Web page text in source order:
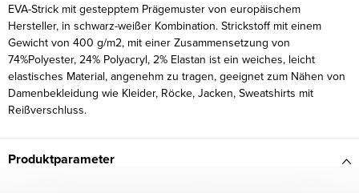
EVA-Strick mit gestepptem Prägemuster von europäischem
Hersteller, in schwarz-weißer Kombination. Strickstoff mit einem
Gewicht von 400 g/m2, mit einer Zusammensetzung von
74%Polyester, 24% Polyacryl, 2% Elastan ist ein weiches, leicht
elastisches Material, angenehm zu tragen, geeignet zum Nähen von
Damenbekleidung wie Kleider, Röcke, Jacken, Sweatshirts mit
Reißverschluss.
Produktparameter